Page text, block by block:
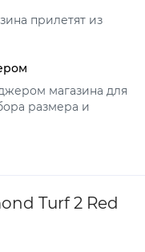
прилетят из
магазина для
размера и
Turf 2 Red